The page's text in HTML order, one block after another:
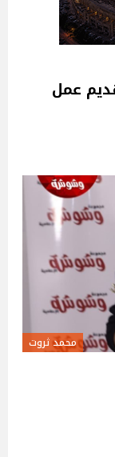
عمل
محمد ثروت